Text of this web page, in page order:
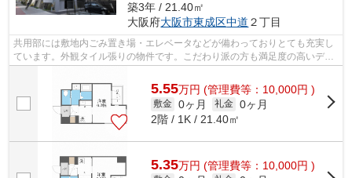
築3年 / 21.40㎡
大阪府大阪市東成区中道 ２丁目
共用部には敷地内ごみ置き場・エレベータなどが備わっておりとても充実し
ています。外観タイル張りの物件です。こだわり派の方も満足度の高いデザ
5.55万円 (管理費等：10,000円 )
敷金 0ヶ月 礼金 0ヶ月
2階 / 1K / 21.40㎡
5.35万円 (管理費等：10,000円 )